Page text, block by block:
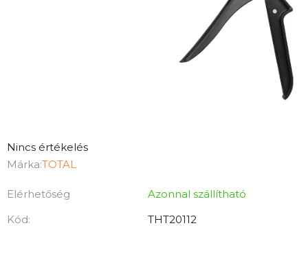
A
termék
értékelése
5-
Nincs értékelés
Márka:TOTAL
Elérhetőség
Azonnal szállítható
Kód:
THT20112